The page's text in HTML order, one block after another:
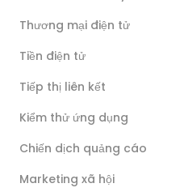
Thương mại điện tử
Tiền điện tử
Tiếp thị liên kết
Kiểm thử ứng dụng
Chiến dịch quảng cáo
Marketing xã hội